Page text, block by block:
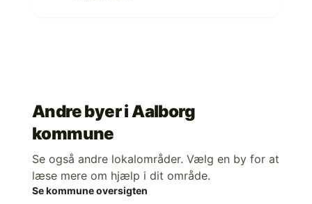
Andre byer iAalborg
kommune
Se også andre lokalområder. Vælg en by for at
læse mere om hjælp i dit område.
Se kommune oversigten